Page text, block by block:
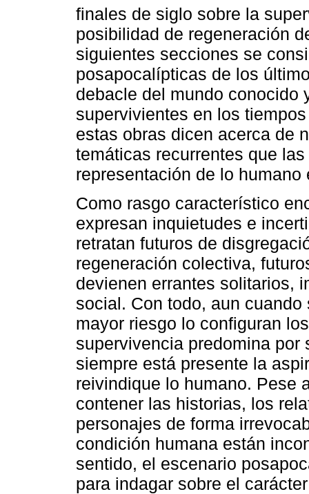
finales de siglo sobre la
posibilidad de regeneración
siguientes secciones se
posapocalípticas de los
debacle del mundo conocido
supervivientes en los
estas obras dicen acerca de
temáticas recurrentes que
representación de lo
Como rasgo característico
expresan inquietudes e
retratan futuros de
regeneración colectiva,
devienen errantes solitarios,
social. Con todo, aun
mayor riesgo lo configuran
supervivencia predomina
siempre está presente la
reivindique lo humano. Pese
contener las historias, los
personajes de forma
condición humana están
sentido, el escenario
para indagar sobre el